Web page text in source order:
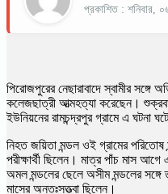
প্রকাশিত : শনিবার,
পিরোজপুরের নেছারাবাদে স্বামীর
কলেজছাত্রী আত্মহত্যা করেছেন।
ইউনিয়নের রামচন্দ্রপুর গ্রামে এ ঘটনা
নিহত জয়িতা মন্ডল ওই গ্রামের
পরীক্ষার্থী ছিলেন। মাত্র পাঁচ মাস
অমল মন্ডলের ছেলে অসীম মন্ডলের সঙ্গে
মাসের অন্তঃসত্ত্বা ছিলেন।